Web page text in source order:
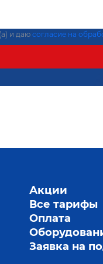
и даю согласие на
Акции
Все тарифы
Оплата
Заявка на